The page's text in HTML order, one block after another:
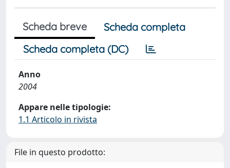
Scheda breve
Scheda completa
Scheda completa (DC)
Anno
2004
Appare nelle tipologie:
1.1 Articolo in rivista
File in questo prodotto: